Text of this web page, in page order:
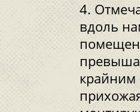
вдоль
крайним